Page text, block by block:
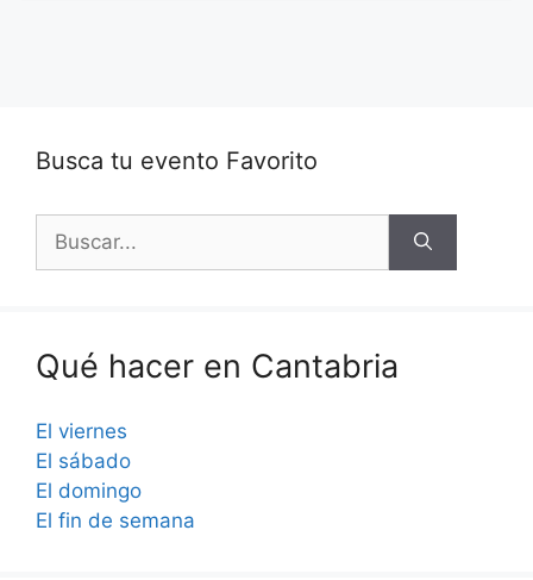
Busca tu evento Favorito
Buscar:
Qué hacer en Cantabria
El viernes
El sábado
El domingo
El fin de semana